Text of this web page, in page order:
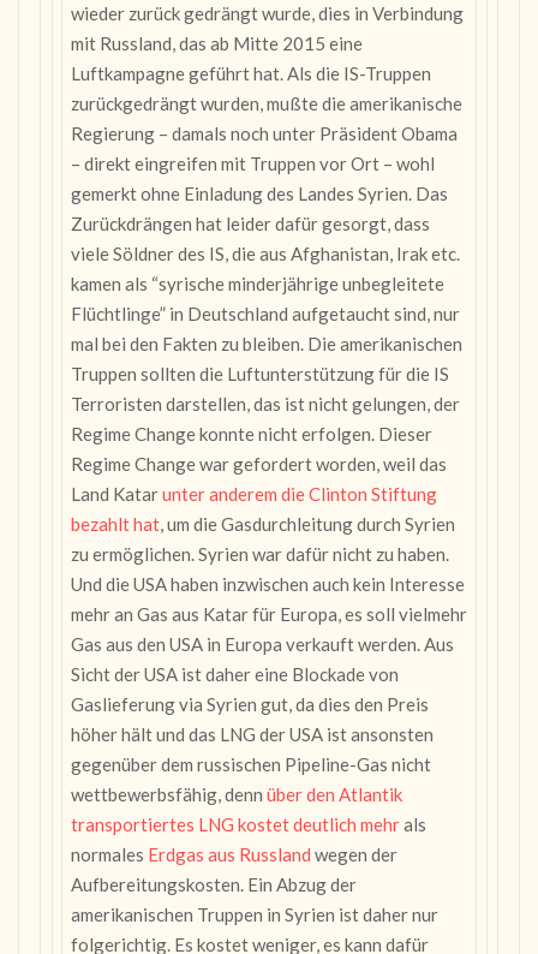
wieder zurück gedrängt wurde, dies in Verbindung
mit Russland, das ab Mitte 2015 eine
Luftkampagne geführt hat. Als die IS-Truppen
zurückgedrängt wurden, mußte die amerikanische
Regierung – damals noch unter Präsident Obama
– direkt eingreifen mit Truppen vor Ort – wohl
gemerkt ohne Einladung des Landes Syrien. Das
Zurückdrängen hat leider dafür gesorgt, dass
viele Söldner des IS, die aus Afghanistan, Irak etc.
kamen als “syrische minderjährige unbegleitete
Flüchtlinge” in Deutschland aufgetaucht sind, nur
mal bei den Fakten zu bleiben. Die amerikanischen
Truppen sollten die Luftunterstützung für die IS
Terroristen darstellen, das ist nicht gelungen, der
Regime Change konnte nicht erfolgen. Dieser
Regime Change war gefordert worden, weil das
Land Katarunter anderem die Clinton Stiftung
bezahlt hat, um die Gasdurchleitung durch Syrien
zu ermöglichen. Syrien war dafür nicht zu haben.
Und die USA haben inzwischen auch kein Interesse
mehr an Gas aus Katar für Europa, es soll vielmehr
Gas aus den USA in Europa verkauft werden. Aus
Sicht der USA ist daher eine Blockade von
Gaslieferung via Syrien gut, da dies den Preis
höher hält und das LNG der USA ist ansonsten
gegenüber dem russischen Pipeline-Gas nicht
wettbewerbsfähig, denn über den Atlantik
transportiertes LNG kostet deutlich mehrals
normales Erdgas aus Russland wegen der
Aufbereitungskosten. Ein Abzug der
amerikanischen Truppen in Syrien ist daher nur
folgerichtig. Es kostet weniger, es kann dafür